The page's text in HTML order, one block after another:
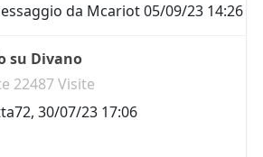
da Mcariot05/09/23 14:26
su Divano
22487 Visite
, 30/07/23 17:06